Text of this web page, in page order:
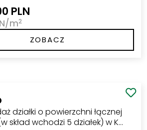
PLN
m2
ZOBACZ
działki o powierzchni łącznej
skład wchodzi 5 działek) w K…